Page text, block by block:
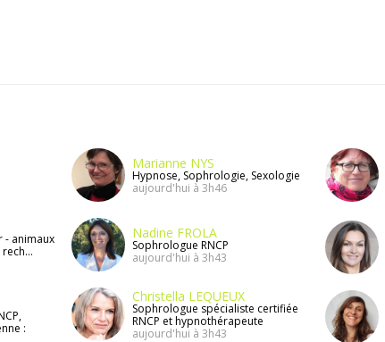
- animaux
:
Marianne NYS
Hypnose, Sophrologie, Sexologie
aujourd'hui à 3h46
Nadine FROLA
Sophrologue RNCP
aujourd'hui à 3h43
Christella LEQUEUX
Sophrologue spécialiste certifiée
RNCP et hypnothérapeute
aujourd'hui à 3h43